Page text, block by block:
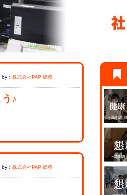
by： 株式会社PAP 総務
♪
by： 株式会社PAP 総務